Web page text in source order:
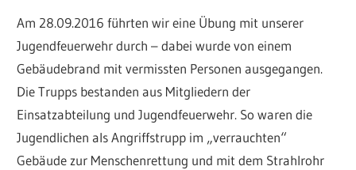
Am 28.09.2016 führten wir eine Übung mit unserer
Jugendfeuerwehr durch – dabei wurde von einem
Gebäudebrand mit vermissten Personen ausgegangen.
Die Trupps bestanden aus Mitgliedern der
Einsatzabteilung und Jugendfeuerwehr. So waren die
Jugendlichen als Angriffstrupp im „verrauchten“
Gebäude zur Menschenrettung und mit dem Strahlrohr